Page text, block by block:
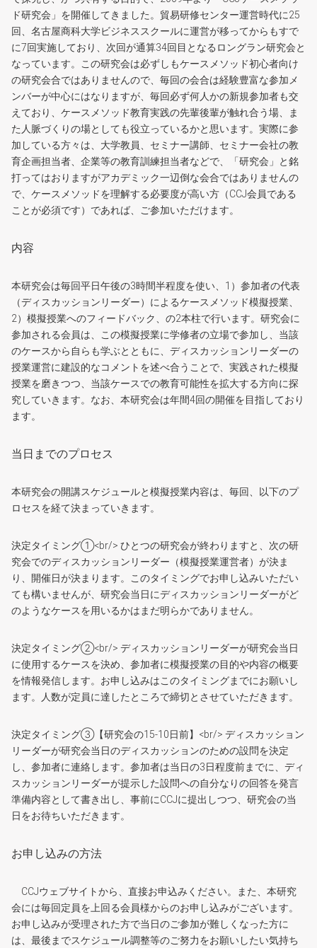
ド研究会」を開催してきました。貿易研修センター運営時代に25
回、名古屋商科大学ビジネススクールに運営が移ってからもすで
に7回実施しており、次回が通算34回目となるロングラン研究会と
なっています。この研究会は必ずしもケースメソッド初心者向け
の研究会合ではありませんので、毎回の会合は経験豊富な参加メ
ンバーが中心にはなりますが、毎回必ず何人かの新規参加者も交
えており、ケースメソッド教育実践の先輩後輩が触れ合う場、ま
た人脈づくりの場としても役立っているかと思います。実際に参
加している方々は、大学教員、セミナー講師、セミナー会社の教
育企画担当者、企業等の教育訓練担当者などで、「研究会」と銘
打ってはおりますがアカデミック一辺倒な会合ではありませんの
で、ケースメソッドを理解する必要度が高い方（CCJ会員である
ことが必須です）であれば、ご参加いただけます。
内容
本研究会は毎回平日午後の3時間半程度を使い、1）参加者の代表
（ディスカッションリーダー）によるケースメソッド模擬授業、
2）模擬授業へのフィードバック、の2本柱で行います。研究会に
参加される会員は、この模擬授業に学修者の立場で参加し、当該
のケースから自らも学ぶとともに、ディスカッションリーダーの
授業運営に建設的なコメントを述べ合うことで、実践された模擬
授業を磨きつつ、当該ケースでの教育可能性を拡大する方向に探
究していきます。なお、本研究会は年間4回の開催を目指しており
ます。
当日までのプロセス
本研究会の開講スケジュールと模擬授業内容は、毎回、以下のプ
ロセスを経て決まっていきます。
決定タイミング①<br/> ひとつの研究会が終わりますと、次の研
究会でのディスカッションリーダー（模擬授業運営者）が決ま
り、開催日が決まります。このタイミングでお申し込みいただい
ても構いませんが、研究会当日にディスカッションリーダーがど
のようなケースを用いるかはまだ明らかでありません。
決定タイミング②<br/> ディスカッションリーダーが研究会当日
に使用するケースを決め、参加者に模擬授業の目的や内容の概要
を情報発信します。お申し込みはこのタイミングまでにお願いし
ます。人数が定員に達したところで締切とさせていただきます。
決定タイミング③【研究会の15-10日前】<br/> ディスカッション
リーダーが研究会当日のディスカッションのための設問を決定
し、参加者に連絡します。参加者は当日の3日程度前までに、ディ
スカッションリーダーが提示した設問への自分なりの回答を発言
準備内容として書き出し、事前にCCJに提出しつつ、研究会の当
日をお待ちいただきます。
お申し込みの方法
CCJウェブサイトから、直接お申込みください。また、本研究
会には毎回定員を上回る会員様からのお申し込みがございます。
お申し込みが受理された方で当日のご参加が難しくなった方に
は、最後までスケジュール調整等のご努力をお願いしたい気持ち